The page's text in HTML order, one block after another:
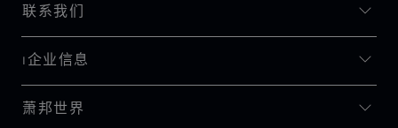
联系我们
I企业信息
萧邦世界